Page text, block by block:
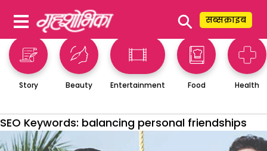
⚲ सब्सक्राइब
Story Beauty Entertainment Food Health
SEO Keywords: balancing personal friendships